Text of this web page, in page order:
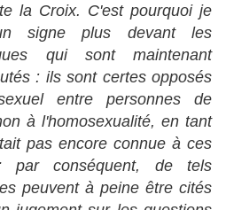
la Croix. C'est pourquoi je
signe plus devant les
qui sont maintenant
: ils sont certes opposés
entre personnes de
à l'homosexualité, en tant
pas encore connue à ces
par conséquent, de tels
peuvent à peine être cités